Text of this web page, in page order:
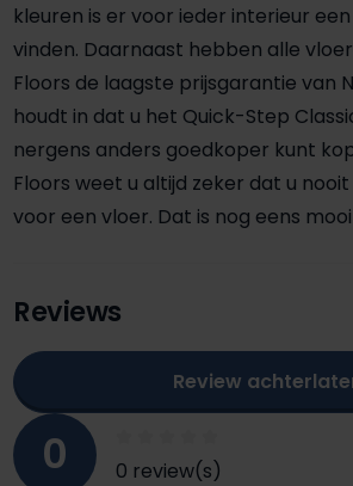
kleuren is er voor ieder interieur
vinden. Daarnaast hebben alle
Floors de laagste prijsgarantie van
houdt in dat u het Quick-Step
nergens anders goedkoper kunt
Floors weet u altijd zeker dat u
voor een vloer. Dat is nog eens
Reviews
0 0 review(s)
Review